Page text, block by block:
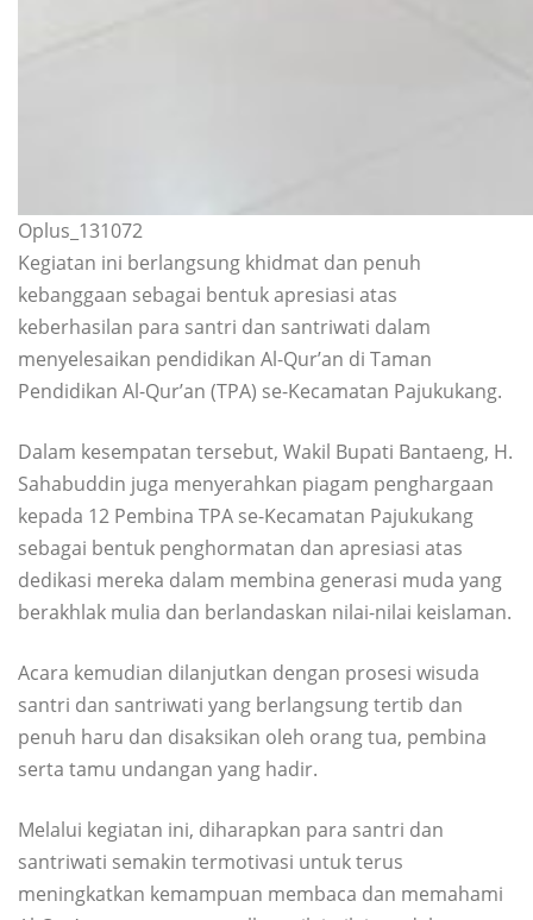
Oplus_131072
Kegiatan ini berlangsung khidmat dan penuh
kebanggaan sebagai bentuk apresiasi atas
keberhasilan para santri dan santriwati dalam
menyelesaikan pendidikan Al-Qur’an di Taman
Pendidikan Al-Qur’an (TPA) se-Kecamatan Pajukukang.
Dalam kesempatan tersebut, Wakil Bupati Bantaeng, H.
Sahabuddin juga menyerahkan piagam penghargaan
kepada 12 Pembina TPA se-Kecamatan Pajukukang
sebagai bentuk penghormatan dan apresiasi atas
dedikasi mereka dalam membina generasi muda yang
berakhlak mulia dan berlandaskan nilai-nilai keislaman.
Acara kemudian dilanjutkan dengan prosesi wisuda
santri dan santriwati yang berlangsung tertib dan
penuh haru dan disaksikan oleh orang tua, pembina
serta tamu undangan yang hadir.
Melalui kegiatan ini, diharapkan para santri dan
santriwati semakin termotivasi untuk terus
meningkatkan kemampuan membaca dan memahami